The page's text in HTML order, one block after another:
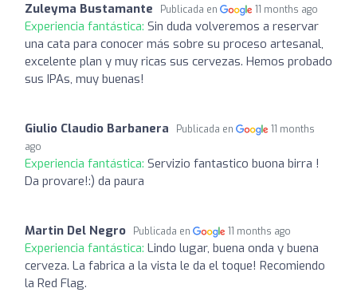
Zuleyma Bustamante Publicada en 11 months ago
Experiencia fantástica: Sin duda volveremos a reservar
una cata para conocer más sobre su proceso artesanal,
excelente plan y muy ricas sus cervezas. Hemos probado
sus IPAs, muy buenas!
Giulio Claudio Barbanera Publicada en
11 months
ago
Experiencia fantástica: Servizio fantastico buona birra !
Da provare!:) da paura
Martin Del Negro Publicada en 11 months ago
Experiencia fantástica: Lindo lugar, buena onda y buena
cerveza. La fabrica a la vista le da el toque! Recomiendo
la Red Flag.